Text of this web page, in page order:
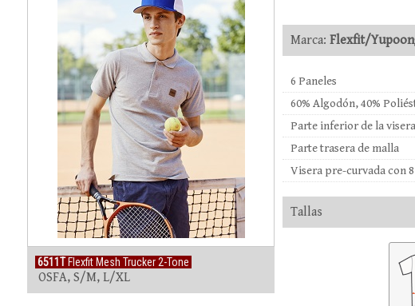
6511TFlexfit Mesh Trucker 2-Tone
OSFA, S/M, L/XL
Marca: Flexfit/
6 Paneles
60% Algodón, 40%
Parte inferior de la
Parte trasera de malla
Visera pre-curvada con
Tallas